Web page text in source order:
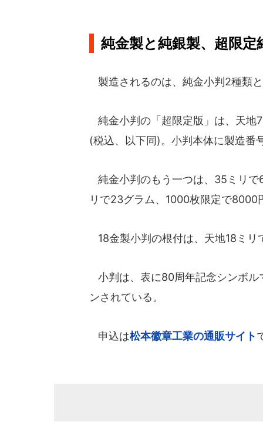
純金製と純銀製、超限定
製造されるのは、純金小判2種類
純金小判の「超限定版」は、天地
(税込、以下同)。小判本体に製造番
純金小判のもう一つは、35ミリ
リで23グラム、1000枚限定で8000
18金製小判の根付は、天地18ミ
小判は、表に80周年記念シンボル
ンされている。
申込は松本徽章工業の通販サイト